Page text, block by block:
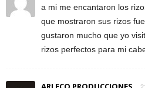
a mi me encantaron los
que mostraron sus rizos
gustaron mucho que yo
rizos perfectos para mi